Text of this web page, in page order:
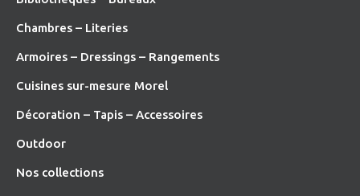
Chambres – Literies
Armoires – Dressings – Rangements
Cuisines sur-mesure Morel
Décoration – Tapis – Accessoires
Outdoor
Nos collections